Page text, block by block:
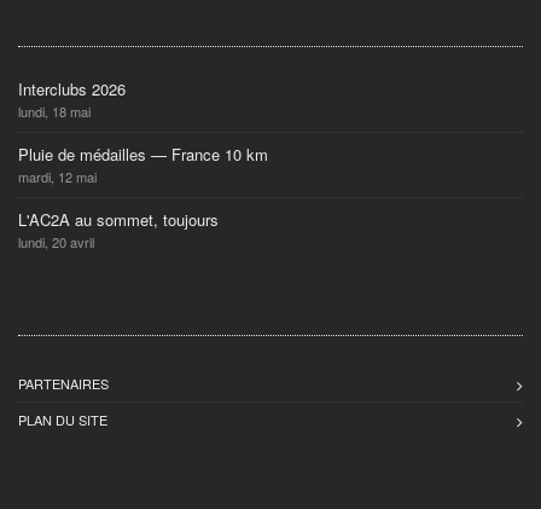
Interclubs 2026
lundi, 18 mai
Pluie de médailles — France 10 km
mardi, 12 mai
L'AC2A au sommet, toujours
lundi, 20 avril
PARTENAIRES
PLAN DU SITE